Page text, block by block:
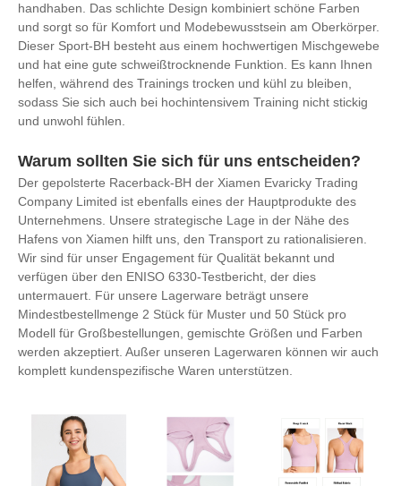
handhaben. Das schlichte Design kombiniert schöne Farben
und sorgt so für Komfort und Modebewusstsein am Oberkörper.
Dieser Sport-BH besteht aus einem hochwertigen Mischgewebe
und hat eine gute schweißtrocknende Funktion. Es kann Ihnen
helfen, während des Trainings trocken und kühl zu bleiben,
sodass Sie sich auch bei hochintensivem Training nicht stickig
und unwohl fühlen.
Warum sollten Sie sich für uns entscheiden?
Der gepolsterte Racerback-BH der Xiamen Evaricky Trading
Company Limited ist ebenfalls eines der Hauptprodukte des
Unternehmens. Unsere strategische Lage in der Nähe des
Hafens von Xiamen hilft uns, den Transport zu rationalisieren.
Wir sind für unser Engagement für Qualität bekannt und
verfügen über den ENISO 6330-Testbericht, der dies
untermauert. Für unsere Lagerware beträgt unsere
Mindestbestellmenge 2 Stück für Muster und 50 Stück pro
Modell für Großbestellungen, gemischte Größen und Farben
werden akzeptiert. Außer unseren Lagerwaren können wir auch
komplett kundenspezifische Waren unterstützen.